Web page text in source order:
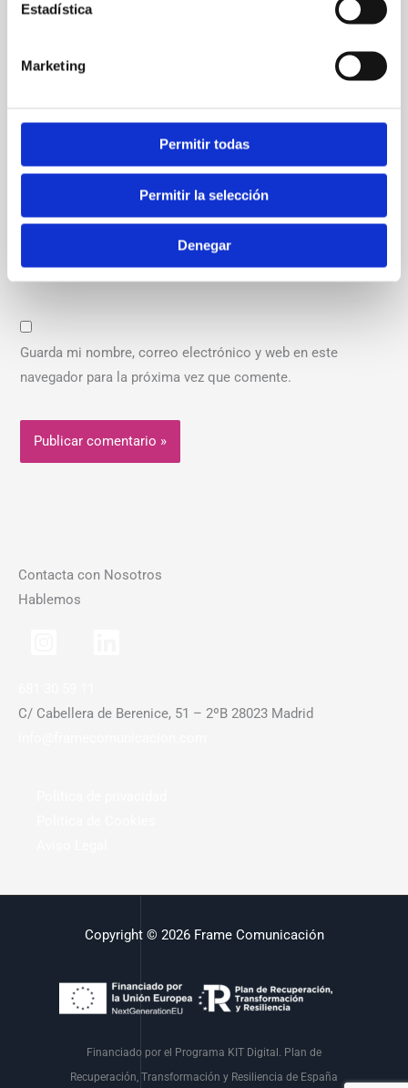
Estadística
Marketing
Permitir todas
Permitir la selección
Denegar
Correo
Guarda mi nombre, correo electrónico y web en este
navegador para la próxima vez que comente.
Contacta con Nosotros
Hablemos
C/ Cabellera de Berenice, 51 – 2ºB 28023 Madrid
Copyright © 2026 Frame Comunicación
Financiado por el Programa KIT Digital. Plan de
Recuperación, Transformación y Resiliencia de España